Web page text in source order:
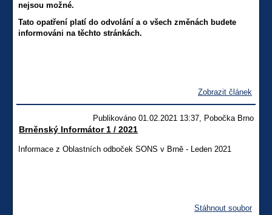
nejsou možné.
Tato opatření platí do odvolání a o všech změnách budete
informováni na těchto stránkách.
Zobrazit článek
Publikováno 01.02.2021 13:37, Pobočka Brno
Brněnský Informátor 1 / 2021
Informace z Oblastních odboček SONS v Brně - Leden 2021
Stáhnout soubor